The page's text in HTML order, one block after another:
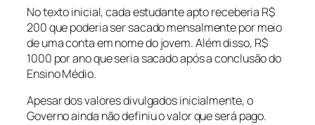
No texto inicial, cada estudante apto receberia R$
200 que poderia ser sacado mensalmente por meio
de uma conta em nome do jovem. Além disso, R$
1000 por ano que seria sacado após a conclusão do
Ensino Médio.
Apesar dos valores divulgados inicialmente, o
Governo ainda não definiu o valor que será pago.